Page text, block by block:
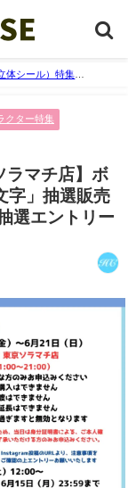
体シール）特集
クター特集
ラマチ店】ボ
字」抽選販売
選エントリー